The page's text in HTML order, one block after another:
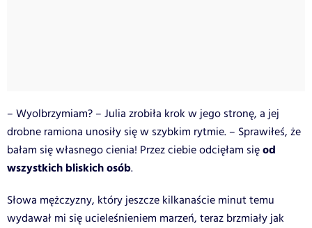
– Wyolbrzymiam? – Julia zrobiła krok w jego stronę, a jej
drobne ramiona unosiły się w szybkim rytmie. – Sprawiłeś, że
bałam się własnego cienia! Przez ciebie odcięłam sięod
wszystkich bliskich osób.
Słowa mężczyzny, który jeszcze kilkanaście minut temu
wydawał mi się ucieleśnieniem marzeń, teraz brzmiały jak